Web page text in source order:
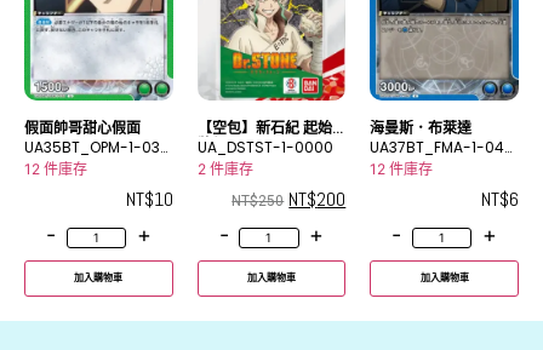
假面帥哥甜心假面
UA35BT_OPM-1-035
U
12 件庫存
NT$10
-
+
加入購物車
【空包】新石紀 起始
牌組
UA_DSTST-1-0000
2 件庫存
NT$250 NT$200
-
+
加入購物車
海曼斯．布萊達
UA37BT_FMA-1-043
C
12 件庫存
NT$6
-
+
加入購物車